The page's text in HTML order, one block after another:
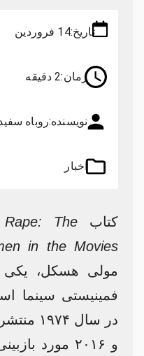
تاریخ:14 فروردین
زمان:2 دقیقه
نویسنده:روباه
اخبار
کتابThe
in the Movies
مولی هسکل، یکی
فمینیستی سینما
و ۲۰۱۶ مورد